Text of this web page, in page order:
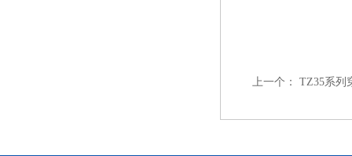
上一个： TZ35系列